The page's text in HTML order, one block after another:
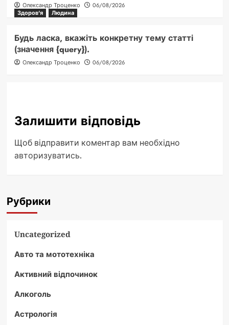
Олександр Троценко
06/08/2026
Здоров'я
Людина
Будь ласка, вкажіть конкретну тему статті
(значення {query}).
Олександр Троценко 06/08/2026
Залишити відповідь
Щоб відправити коментар вам необхідно
авторизуватись.
Рубрики
Uncategorized
Авто та мототехніка
Активний відпочинок
Алкоголь
Астрологія